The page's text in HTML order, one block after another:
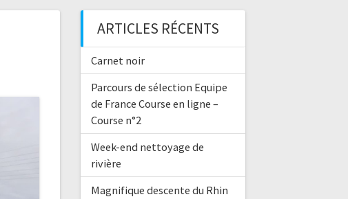
ARTICLES RÉCENTS
Carnet noir
Parcours de sélection Equipe
de France Course en ligne –
Course n°2
Week-end nettoyage de
rivière
Magnifique descente du Rhin